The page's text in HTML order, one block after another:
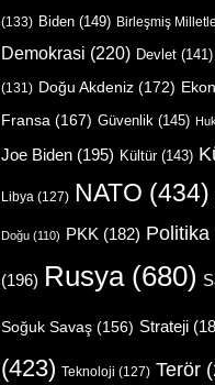
(133) Biden (149) Birleşmiş
Demokrasi (220) Devlet (141)
(131) Doğu Akdeniz (172)
Fransa (167) Güvenlik (145)
Joe Biden (195) Kültür(143)
Libya (127) NATO (434)
Doğu (110) PKK (182) Politika
(196) Rusya(680)
Soğuk Savaş (156) Strateji
(423) Teknoloji (127) Terör